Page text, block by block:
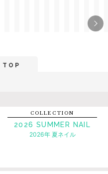
TOP
COLLECTION
2026 SUMMER NAIL
2026年 夏ネイル